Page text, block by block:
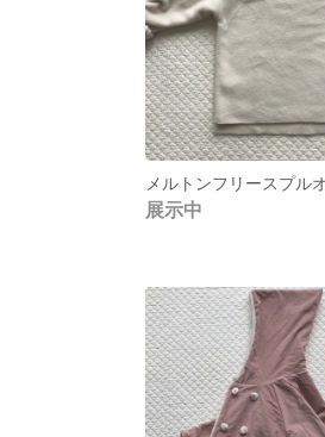
メルトンフリースプル
展示中